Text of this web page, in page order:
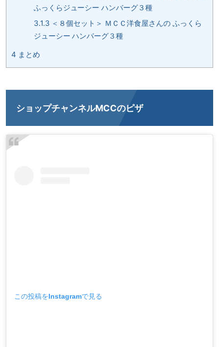
ふっくらジューシー ハンバーグ３種
3.1.3 ＜８個セット＞ ＭＣＣ洋食屋さんの ふっくら
ジューシー ハンバーグ３種
4 まとめ
ショップチャンネルMCCのピザ
この投稿をInstagramで見る